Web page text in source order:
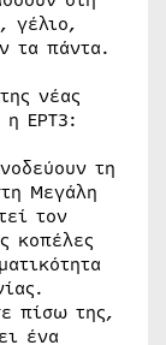
γέλιο,
τα πάντα.
νέας
η ΕΡΤ3:
τη
Μεγάλη
τον
κοπέλες
πίσω της,
ένα